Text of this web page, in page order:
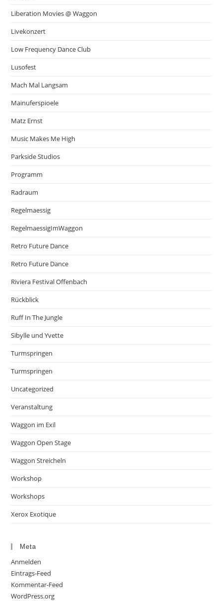
Liberation Movies @ Waggon
Livekonzert
Low Frequency Dance Club
Lusofest
Mach Mal Langsam
Mainuferspioele
Matz Ernst
Music Makes Me High
Parkside Studios
Programm
Radraum
Regelmaessig
RegelmaessigImWaggon
Retro Future Dance
Retro Future Dance
Riviera Festival Offenbach
Rückblick
Ruff In The Jungle
Sibylle und Yvette
Turmspringen
Turmspringen
Uncategorized
Veranstaltung
Waggon im Exil
Waggon Open Stage
Waggon Streicheln
Workshop
Workshops
Xerox Exotique
Meta
Anmelden
Eintrags-Feed
Kommentar-Feed
WordPress.org